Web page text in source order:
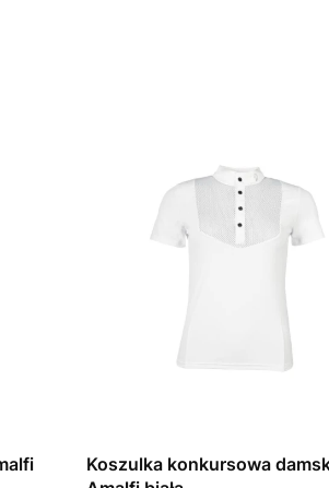
Koszulka konkursowa